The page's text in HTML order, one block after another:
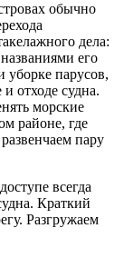
обычно
дела:
его
уборке парусов,
отходе судна.
морские
районе, где
пару
всегда
Краткий
Разгружаем